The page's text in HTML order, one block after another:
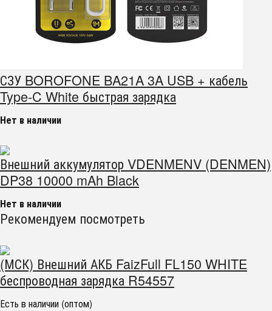
СЗУ BOROFONE BA21A 3A USB + кабель
Type-C White быстрая зарядка
Нет в наличии
Внешний аккумулятор VDENMENV (DENMEN)
DP38 10000 mAh Black
Нет в наличии
Рекомендуем посмотреть
(МСК) Внешний АКБ FaizFull FL150 WHITE
беспроводная зарядка R54557
Есть в наличии (оптом)